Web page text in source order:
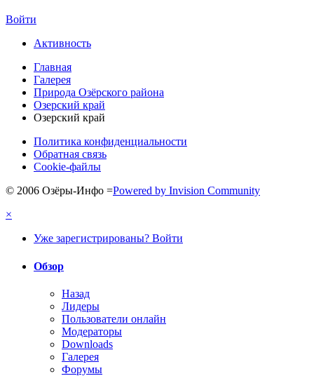
Войти
Активность
Главная
Галерея
Природа Озёрского района
Озерский край
Озерский край
Политика конфиденциальности
Обратная связь
Cookie-файлы
© 2006 Озёры-Инфо =Powered by Invision Community
×
Уже зарегистрированы? Войти
Обзор
Назад
Лидеры
Пользователи онлайн
Модераторы
Downloads
Галерея
Форумы